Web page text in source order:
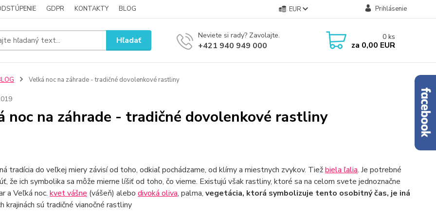
GDPR KONTAKTY BLOG EUR Prihlásenie
Hľadať Neviete si rady? Zavolajte.
+421 940 949 000
0 ks
za 0,00 EUR
Veľká noc na záhrade - tradičné dovolenkové rastliny
noc na záhrade - tradičné dovolenkové rastliny
tradícia do veľkej miery závisí od toho, odkiaľ pochádzame, od klímy a miestnych zvykov. Tiežbiela ľalia. Je potrebné
že ich symbolika sa môže mierne líšiť od toho, čo vieme. Existujú však rastliny, ktoré sa na celom svete jednoznačne
a Veľká noc. kvet vášne (vášeň) alebo divoká oliva, palma, vegetácia, ktorá symbolizuje tento osobitný čas, je iná
krajinách sú tradičné vianočné rastliny